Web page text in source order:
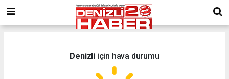
Denizliiçin hava durumu